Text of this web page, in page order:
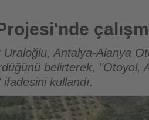
Uraloğlu, Antalya-Alanya
belirterek, "Otoyol,
kullandı.